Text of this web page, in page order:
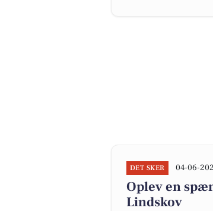
DET SKER 04-06-
Oplev en
Lindskov